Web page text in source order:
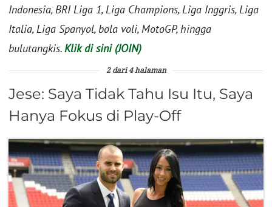
Indonesia, BRI Liga 1, Liga Champions, Liga Inggris, Liga
Italia, Liga Spanyol, bola voli, MotoGP, hingga
bulutangkis.Klik di sini (JOIN)
2 dari 4 halaman
Jese: Saya Tidak Tahu Isu Itu, Saya
Hanya Fokus di Play-Off